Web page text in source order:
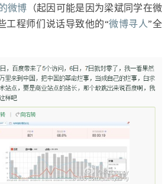
微博 （起因可能是因为梁斌同学在微
工程师们说话导致他的“微博寻人”全